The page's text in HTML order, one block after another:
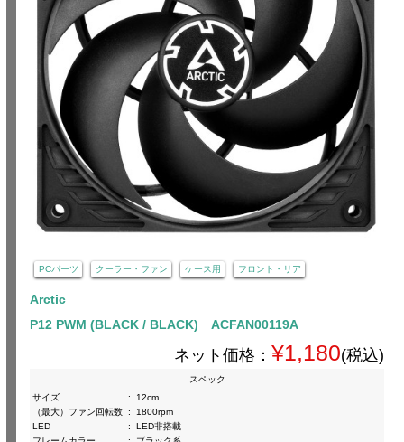
PCパーツ クーラー・ファン ケース用 フロント・リア
Arctic
P12 PWM (BLACK / BLACK) ACFAN00119A
ネット価格： ¥1,180(税込)
スペック
サイズ
:
12cm
（最大）ファン回転数 :
1800rpm
LED
:
LED非搭載